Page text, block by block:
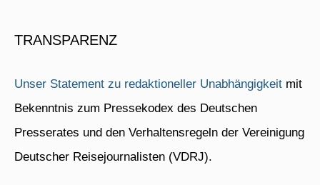
TRANSPARENZ
Unser Statement zu redaktioneller Unabhängigkeit mit
Bekenntnis zum Pressekodex des Deutschen
Presserates und den Verhaltensregeln der Vereinigung
Deutscher Reisejournalisten (VDRJ).